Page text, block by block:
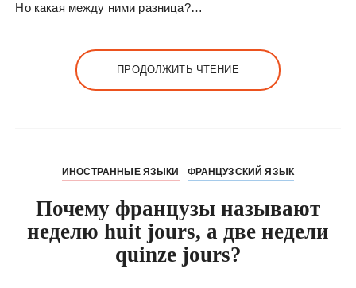
Но какая между ними разница?…
ПРОДОЛЖИТЬ ЧТЕНИЕ
ИНОСТРАННЫЕ ЯЗЫКИ ФРАНЦУЗСКИЙ ЯЗЫК
Почему французы называют
неделю huit jours, а две недели
quinze jours?